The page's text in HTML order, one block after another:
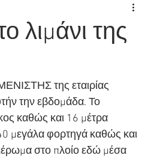
της
της εταιρίας
την εβδομάδα. Το
καθώς και 16 μέτρα
μεγάλα φορτηγά καθώς και
στο πλοίο εδώ μέσα